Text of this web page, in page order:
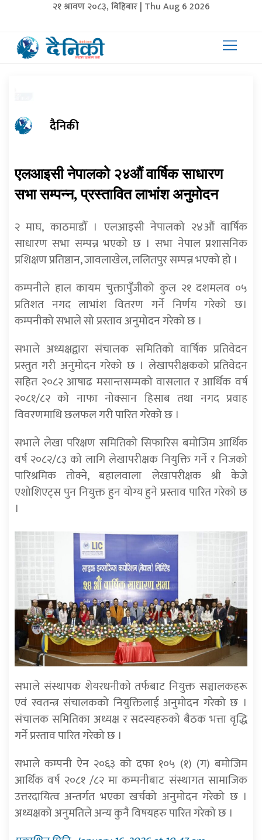
२१ श्रावण २०८३, बिहिबार | Thu Aug 6 2026
दैनिकी
एलआइसी नेपालको २४औं वार्षिक साधारण
सभा सम्पन्न, प्रस्तावित लाभांश अनुमोदन
२ माघ, काठमाडौँ । एलआइसी नेपालको २४औं वार्षिक
साधारण सभा सम्पन्न भएको छ । सभा नेपाल प्रशासनिक
प्रशिक्षण प्रतिष्ठान, जावलाखेल, ललितपुर सम्पन्न भएको हो ।
कम्पनीले हाल कायम चुक्तापुँजीको कुल २१ दशमलव ०५
प्रतिशत नगद लाभांश वितरण गर्ने निर्णय गरेको छ।
कम्पनीको सभाले सो प्रस्ताव अनुमोदन गरेको छ ।
सभाले अध्यक्षद्वारा संचालक समितिको वार्षिक प्रतिवेदन
प्रस्तुत गरी अनुमोदन गरेको छ । लेखापरीक्षकको प्रतिवेदन
सहित २०८२ आषाढ मसान्तसम्मको वासलात र आर्थिक वर्ष
२०८१/८२ को नाफा नोक्सान हिसाब तथा नगद प्रवाह
विवरणमाथि छलफल गरी पारित गरेको छ ।
सभाले लेखा परिक्षण समितिको सिफारिस बमोजिम आर्थिक
वर्ष २०८२/८३ को लागि लेखापरीक्षक नियुक्ति गर्ने र निजको
पारिश्रमिक तोक्ने, बहालवाला लेखापरीक्षक श्री केजे
एशोशिएट्स पुन नियुक्त हुन योग्य हुने प्रस्ताव पारित गरेको छ
।
सभाले संस्थापक शेयरधनीको तर्फबाट नियुक्त सञ्चालकहरू
एवं स्वतन्त्र संचालकको नियुक्तिलाई अनुमोदन गरेको छ ।
संचालक समितिका अध्यक्ष र सदस्यहरुको बैठक भत्ता वृद्धि
गर्ने प्रस्ताव पारित गरेको छ ।
सभाले कम्पनी ऐन २०६३ को दफा १०५ (१) (ग) बमोजिम
आर्थिक वर्ष २०८१ /८२ मा कम्पनीबाट संस्थागत सामाजिक
उत्तरदायित्व अन्तर्गत भएका खर्चको अनुमोदन गरेको छ ।
अध्यक्षको अनुमतिले अन्य कुनै विषयहरु पारित गरेको छ ।